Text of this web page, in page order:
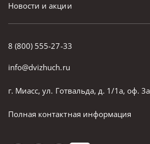
8 (800) 555-27-33
info@dvizhuch.ru
г. Миасс, ул. Готвальда, д. 1/1а, оф. 3а
Полная контактная информация
Новости и акции